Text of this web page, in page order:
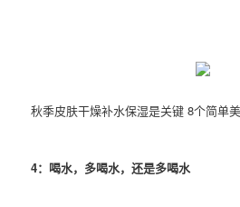
秋季皮肤干燥补水保湿是关键 8个简单
4：喝水，多喝水，还是多喝水